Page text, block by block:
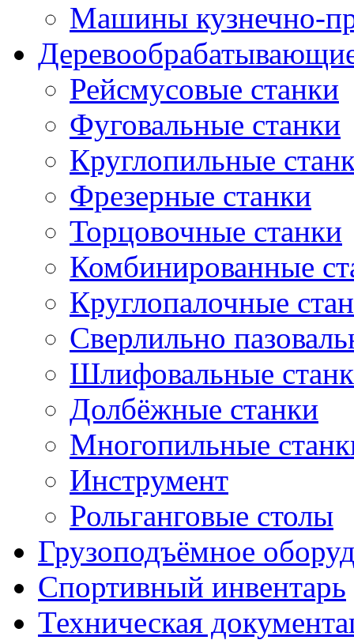
Машины кузнечно-
Рейсмусовые станки
Фуговальные станки
Круглопильные
Фрезерные станки
Торцовочные станки
Комбинированные
Круглопалочные
Сверлильно
Шлифовальные
Долбёжные станки
Многопильные
Инструмент
Рольганговые столы
Грузоподъёмное
Спортивный инвентарь
Техническая